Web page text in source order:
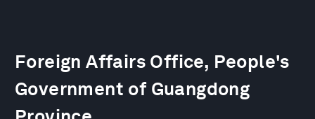
Foreign Affairs Office, People's
Government of Guangdong